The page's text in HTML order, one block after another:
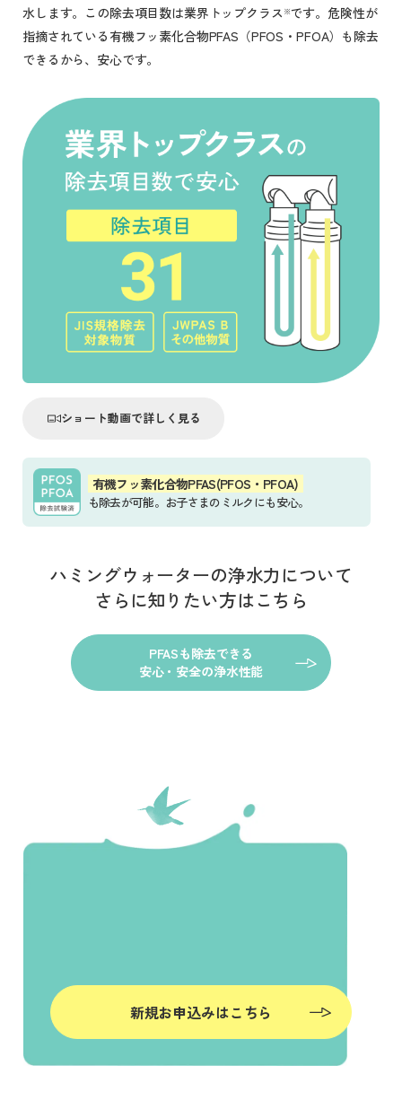
水します。この除去項目数は業界トップクラス ※です。危険性が
指摘されている有機フッ素化合物PFAS（PFOS・PFOA）も除去
できるから、安心です。
ショート動画で詳しく見る
有機フッ素化合物PFAS(PFOS・PFOA)
も除去が可能。お子さまのミルクにも安心。
ハミングウォーターの浄水力について
さらに知りたい方はこちら
PFASも除去できる
安心・安全の浄水性能
新規お申込みはこちら